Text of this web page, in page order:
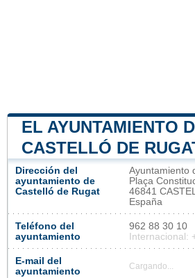
EL AYUNTAMIENTO
CASTELLÓ DE
Dirección del
ayuntamiento de
Castelló de Rugat
Ayuntamiento
Plaça
46841
España
Teléfono del
ayuntamiento
962 88 30 10
Internacional:
E-mail del
ayuntamiento
Cargando...